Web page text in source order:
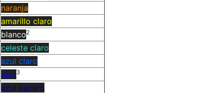
naranja
amarillo claro
blanco2
celeste claro
azul claro
azul3
azul oscuro